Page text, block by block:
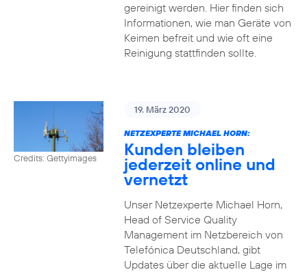
gereinigt werden. Hier finden sich
Informationen, wie man Geräte von
Keimen befreit und wie oft eine
Reinigung stattfinden sollte.
Credits: Gettyimages
19. März 2020
NETZEXPERTE MICHAEL HORN:
Kunden bleiben
jederzeit online und
vernetzt
Unser Netzexperte Michael Horn,
Head of Service Quality
Management im Netzbereich von
Telefónica Deutschland, gibt
Updates über die aktuelle Lage im